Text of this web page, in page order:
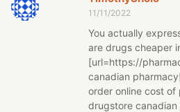
11/11/2022
You actually
are drugs cheaper
[url=https://
canadian
order online cost
drugstore